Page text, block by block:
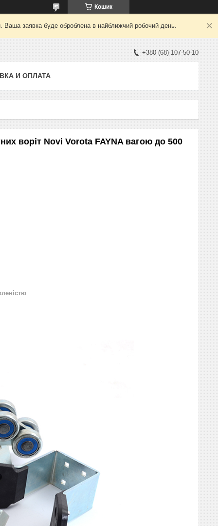
Кошик
Ваша заявка буде оброблена в найближчий робочий день.
+380 (68) 107-50-10
И ОПЛАТА
воріт Novi Vorota FAYNA вагою до 500